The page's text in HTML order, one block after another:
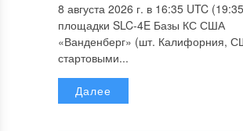
8 августа 2026 г. в 16:35 UTC
площадки SLC-4E Базы КС США
«Ванденберг» (шт. Калифорния,
стартовыми...
Далее